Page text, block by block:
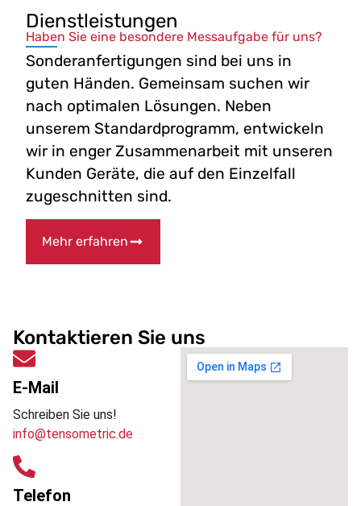
Dienstleistungen
Haben Sie eine besondere Messaufgabe für uns?
Sonderanfertigungen sind bei uns in
guten Händen. Gemeinsam suchen wir
nach optimalen Lösungen. Neben
unserem Standardprogramm, entwickeln
wir in enger Zusammenarbeit mit unseren
Kunden Geräte, die auf den Einzelfall
zugeschnitten sind.
Mehr erfahren
Kontaktieren Sie uns
E-Mail
Schreiben Sie uns!
info@tensometric.de
Telefon